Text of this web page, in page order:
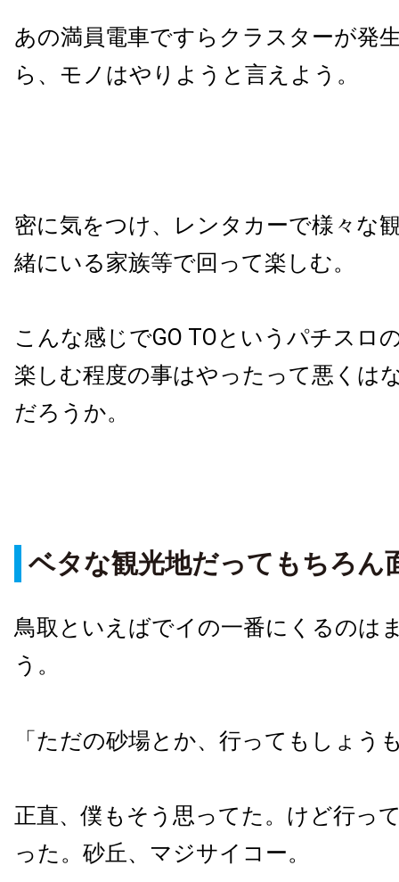
あの満員電車ですらクラスターが発
ら、モノはやりようと言えよう。
密に気をつけ、レンタカーで様々な
緒にいる家族等で回って楽しむ。
こんな感じでGO TOというパチスロ
楽しむ程度の事はやったって悪くは
だろうか。
ベタな観光地だってもちろん
鳥取といえばでイの一番にくるのは
う。
「ただの砂場とか、行ってもしょう
正直、僕もそう思ってた。けど行っ
った。砂丘、マジサイコー。